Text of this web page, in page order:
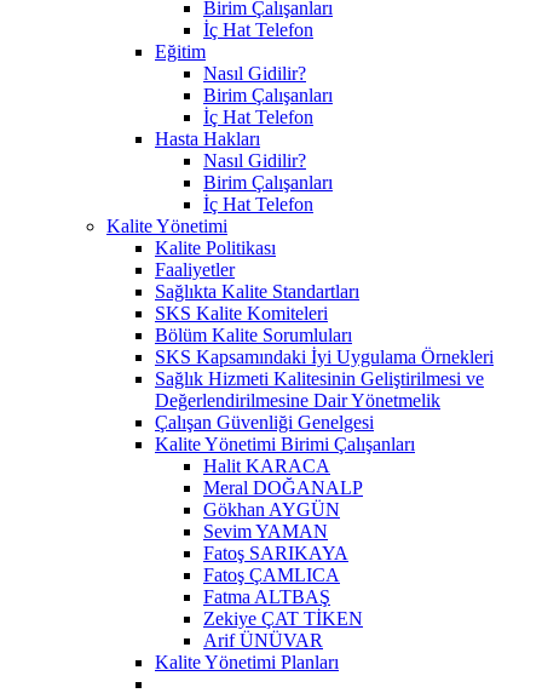
Birim Çalışanları
İç Hat Telefon
Eğitim
Nasıl Gidilir?
Birim Çalışanları
İç Hat Telefon
Hasta Hakları
Nasıl Gidilir?
Birim Çalışanları
İç Hat Telefon
Kalite Yönetimi
Kalite Politikası
Faaliyetler
Sağlıkta Kalite Standartları
SKS Kalite Komiteleri
Bölüm Kalite Sorumluları
SKS Kapsamındaki İyi Uygulama Örnekleri
Sağlık Hizmeti Kalitesinin Geliştirilmesi ve
Değerlendirilmesine Dair Yönetmelik
Çalışan Güvenliği Genelgesi
Kalite Yönetimi Birimi Çalışanları
Halit KARACA
Meral DOĞANALP
Gökhan AYGÜN
Sevim YAMAN
Fatoş SARIKAYA
Fatoş ÇAMLICA
Fatma ALTBAŞ
Zekiye ÇAT TİKEN
Arif ÜNÜVAR
Kalite Yönetimi Planları